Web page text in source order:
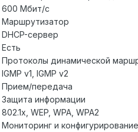
600 Мбит/с
Маршрутизатор
DHCP-сервер
Есть
Протоколы динамической
IGMP v1, IGMP v2
Прием/передача
Защита информации
802.1x, WEP, WPA, WPA2
Мониторинг и конфигурирование